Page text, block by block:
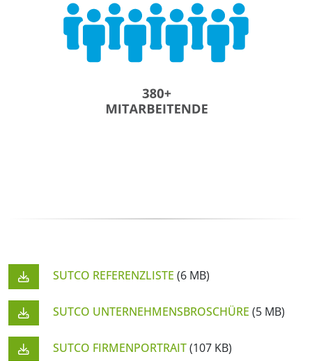
SUTCO REFERENZLISTE (6 MB)
SUTCO UNTERNEHMENSBROSCHÜRE (5 MB)
SUTCO FIRMENPORTRAIT(107 KB)